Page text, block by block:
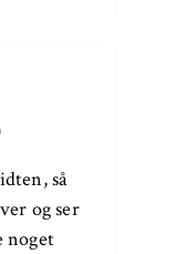
så
og ser
noget